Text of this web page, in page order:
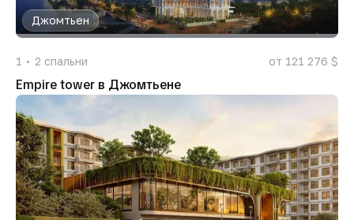
Джомтьен
1 2 спальни от 121 276 $
Empire tower в Джомтьене